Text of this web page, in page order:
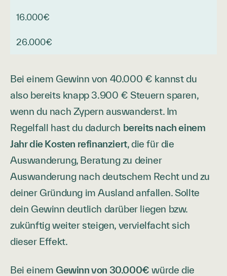
16.000€
26.000€
Bei einem Gewinn von 40.000 € kannst du
also bereits knapp 3.900 € Steuern sparen,
wenn du nach Zypern auswanderst. Im
Regelfall hast du dadurch bereits nach einem
Jahr die Kosten refinanziert, die für die
Auswanderung, Beratung zu deiner
Auswanderung nach deutschem Recht und zu
deiner Gründung im Ausland anfallen. Sollte
dein Gewinn deutlich darüber liegen bzw.
zukünftig weiter steigen, vervielfacht sich
dieser Effekt.
Bei einem Gewinn von 30.000€ würde die